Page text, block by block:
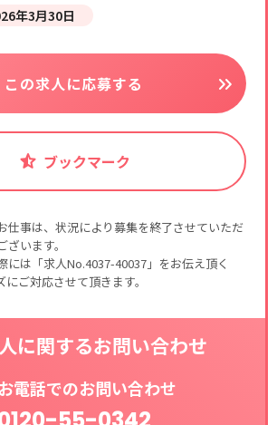
年3月30日
この求人に応募する
ブックマーク
仕事は、状況により募集を終了させていただ
います。
は「求人No.4037-40037」をお伝え頂く
にご対応させて頂きます。
に関するお問い合わせ
お電話でのお問い合わせ